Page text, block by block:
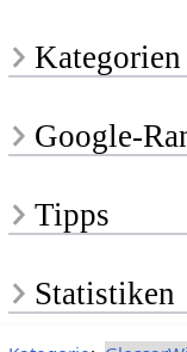
Kategorien
Google-
Tipps
Statistiken